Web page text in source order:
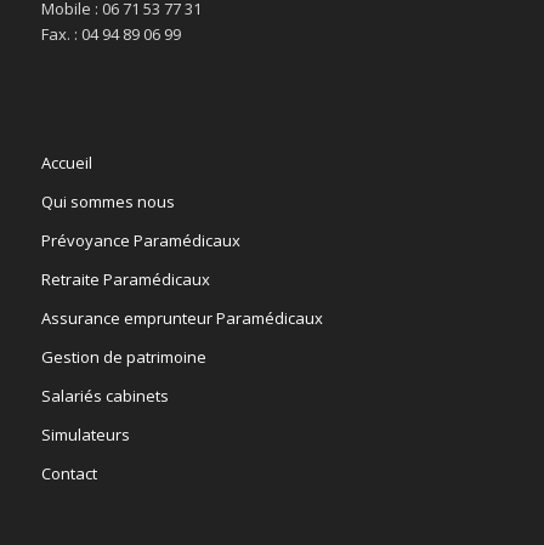
Mobile : 06 71 53 77 31
Fax. : 04 94 89 06 99
Accueil
Qui sommes nous
Prévoyance Paramédicaux
Retraite Paramédicaux
Assurance emprunteur Paramédicaux
Gestion de patrimoine
Salariés cabinets
Simulateurs
Contact